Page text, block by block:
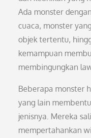
Ada monster
cuaca, monster
objek tertentu,
kemampuan
membingungkan
Beberapa monster
yang lain
jenisnya. Mereka
mempertahankan